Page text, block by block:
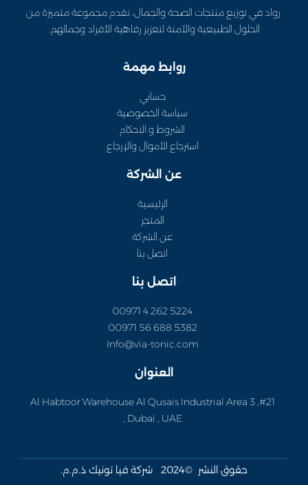
رواد في توزيع منتجات الصحة والجمال، نقدم مجموعة متميزة من
الحلول الطبيعية والآمنة لتعزيز رفاهية الأفراد وجمالهم.
روابط مهمة
حسابي
سياسة الخصوصية
الشروط و الاحكام
استرجاع الأموال والإرجاع
عن الشركة
الرئيسية
المتجر
عن الشركة
اتصل بنا
اتصل بنا
5224 262 4 00971
5382 688 56 00971
Info@via-tonic.com
العنوان
#21, Al Habtoor Warehouse Al Qusais Industrial Area 3
, Dubai , UAE
حقوق النشر ©2024 شركة فيا تونيك ذ.م.م.